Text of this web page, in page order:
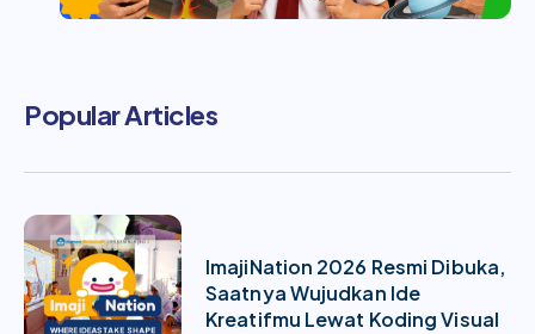
Popular Articles
ImajiNation 2026 Resmi Dibuka,
Saatnya Wujudkan Ide
Kreatifmu Lewat Koding Visual